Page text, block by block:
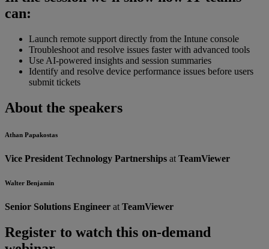
can:
Launch remote support directly from the Intune console
Troubleshoot and resolve issues faster with advanced tools
Use AI-powered insights and session summaries
Identify and resolve device performance issues before users
submit tickets
About the speakers
Athan Papakostas
Vice President Technology Partnerships at TeamViewer
Walter Benjamin
Senior Solutions Engineer at TeamViewer
Register to watch this on-demand